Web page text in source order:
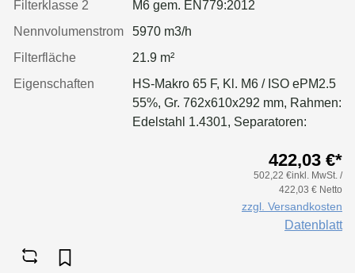
Filterklasse 2
M6 gem. EN779:2012
Nennvolumenstrom
5970 m3/h
Filterfläche
21.9 m²
Eigenschaften
HS-Makro 65 F, Kl. M6 / ISO ePM2.5
55%, Gr. 762x610x292 mm, Rahmen:
Edelstahl 1.4301, Separatoren:
422,03 €*
502,22 €inkl. MwSt. /
422,03 € Netto
zzgl. Versandkosten
Datenblatt